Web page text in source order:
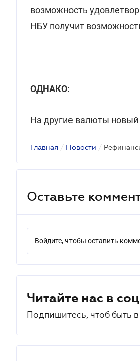
возможность
НБУ получит
ОДНАКО:
На другие валюты новый
Главная / Новости /
Оставьте
Войдите, чтобы оставить
Читайте нас в
Подпишитесь, чтоб быть